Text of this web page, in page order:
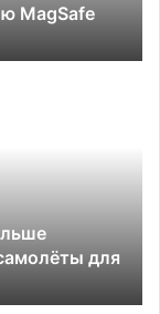
MagSafe
для